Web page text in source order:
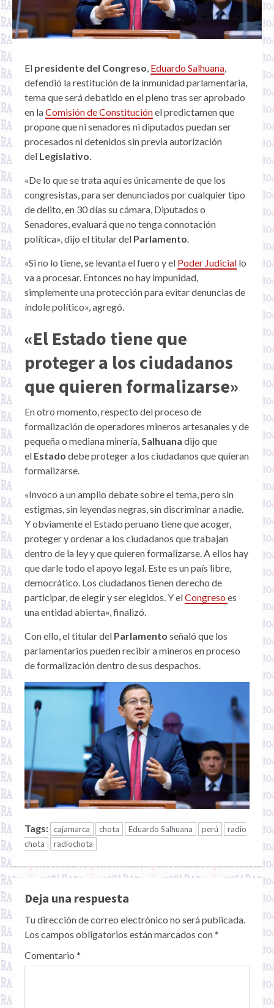
El presidente del Congreso, Eduardo Salhuana,
defendió la restitución de la inmunidad parlamentaria,
tema que será debatido en el pleno tras ser aprobado
en laComisión de Constituciónel predictamen que
propone que ni senadores ni diputados puedan ser
procesados ni detenidos sin previa autorización
del Legislativo.
«De lo que se trata aquí es únicamente de que los
congresistas, para ser denunciados por cualquier tipo
de delito, en 30 días su cámara, Diputados o
Senadores, evaluará que no tenga connotación
política», dijo el titular del Parlamento.
«Si no lo tiene, se levanta el fuero y el Poder Judicial lo
va a procesar. Entonces no hay impunidad,
simplemente una protección para evitar denuncias de
índole político», agregó.
«El Estado tiene que
proteger a los ciudadanos
que quieren formalizarse»
En otro momento, respecto del proceso de
formalización de operadores mineros artesanales y de
pequeña o mediana minería,Salhuana dijo que
el Estado debe proteger a los ciudadanos que quieran
formalizarse.
«Invoco a un amplio debate sobre el tema, pero sin
estigmas, sin leyendas negras, sin discriminar a nadie.
Y obviamente el Estado peruano tiene que acoger,
proteger y ordenar a los ciudadanos que trabajan
dentro de la ley y que quieren formalizarse. A ellos hay
que darle todo el apoyo legal. Este es un país libre,
democrático. Los ciudadanos tienen derecho de
participar, de elegir y ser elegidos. Y elCongreso es
una entidad abierta», finalizó.
Con ello, el titular del Parlamento señaló que los
parlamentarios pueden recibir a mineros en proceso
de formalización dentro de sus despachos.
Tags: cajamarca chota Eduardo Salhuana perú
radio
chota
radiochota
Deja una respuesta
Tu dirección de correo electrónico no será publicada.
Los campos obligatorios están marcados con*
Comentario *